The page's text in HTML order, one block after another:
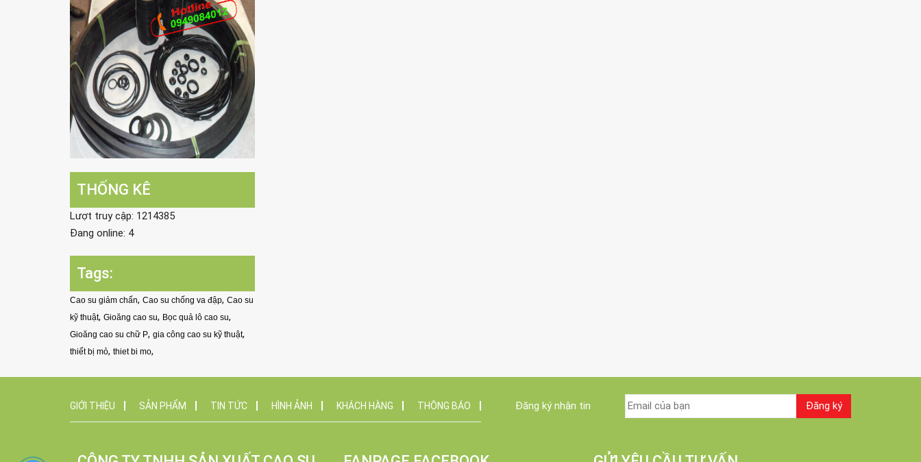
THỐNG KÊ
Lượt truy cập: 1214385
Đang online: 4
Tags:
Cao su giảm chấn, Cao su chống va đập, Cao su
kỹ thuật, Gioăng cao su, Bọc quả lô cao su,
Gioăng cao su chữ P, gia công cao su kỹ thuật,
thiết bị mỏ, thiet bi mo,
GIỚI THIỆU SẢN PHẨM TIN TỨC HÌNH ẢNH KHÁCH HÀNG THÔNG BÁO Đăng ký nhận tin